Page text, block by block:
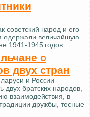
советский народ и его
одержали величайшую
1941-1945 годов.
о
двух стран
и России
двух братских народов,
взаимодействия, в
дружбы, тесные